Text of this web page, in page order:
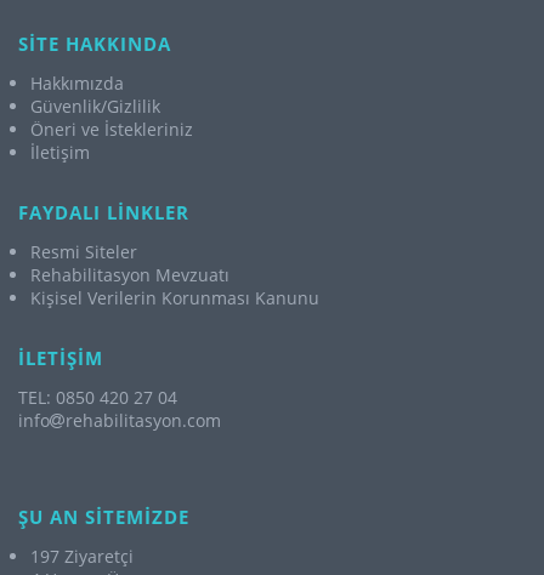
SİTE HAKKINDA
Hakkımızda
Güvenlik/Gizlilik
Öneri ve İstekleriniz
İletişim
FAYDALI LİNKLER
Resmi Siteler
Rehabilitasyon Mevzuatı
Kişisel Verilerin Korunması Kanunu
İLETİŞİM
TEL: 0850 420 27 04
info
rehabilitasyon.com
ŞU AN SİTEMİZDE
197 Ziyaretçi